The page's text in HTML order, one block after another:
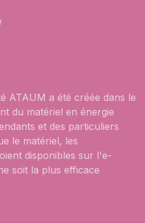
ATAUM a été créée dans le
du matériel en énergie
et des particuliers
le matériel, les
disponibles sur l'e-
soit la plus efficace